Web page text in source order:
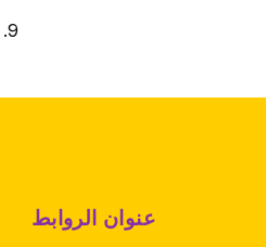
عنوان الروابط